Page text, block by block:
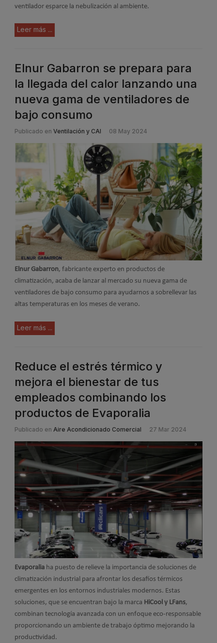
ventilador esparce la nebulización al ambiente.
Leer más ...
Elnur Gabarron se prepara para
la llegada del calor lanzando una
nueva gama de ventiladores de
bajo consumo
Publicado en Ventilación y CAI 08 May 2024
Elnur Gabarron, fabricante experto en productos de
climatización, acaba de lanzar al mercado su nueva gama de
ventiladores de bajo consumo para ayudarnos a sobrellevar las
altas temperaturas en los meses de verano.
Leer más ...
Reduce el estrés térmico y
mejora el bienestar de tus
empleados combinando los
productos de Evaporalia
Publicado en Aire Acondicionado Comercial 27 Mar 2024
Evaporalia ha puesto de relieve la importancia de soluciones de
climatización industrial para afrontar los desafíos térmicos
emergentes en los entornos industriales modernos. Estas
soluciones, que se encuentran bajo la marca HiCool y LFans,
combinan tecnología avanzada con un enfoque eco-responsable
proporcionando un ambiente de trabajo óptimo mejorando la
productividad.